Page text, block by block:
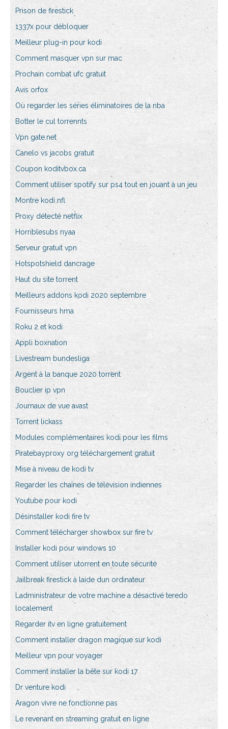
Prison de firestick
1337x pour débloquer
Meilleur plug-in pour kodi
Comment masquer vpn sur mac
Prochain combat ufc gratuit
Avis orfox
Où regarder les séries éliminatoires de la nba
Botter le cul torrennts
Vpn gate.net
Canelo vs jacobs gratuit
Coupon koditvbox.ca
Comment utiliser spotify sur ps4 tout en jouant à un jeu
Montre kodi nfl
Proxy détecté netflix
Horriblesubs nyaa
Serveur gratuit vpn
Hotspotshield dancrage
Haut du site torrent
Meilleurs addons kodi 2020 septembre
Fournisseurs hma
Roku 2 et kodi
Appli boxnation
Livestream bundesliga
Argent à la banque 2020 torrent
Bouclier ip vpn
Journaux de vue avast
Torrent lickass
Modules complémentaires kodi pour les films
Piratebayproxy org téléchargement gratuit
Mise à niveau de kodi tv
Regarder les chaînes de télévision indiennes
Youtube pour kodi
Désinstaller kodi fire tv
Comment télécharger showbox sur fire tv
Installer kodi pour windows 10
Comment utiliser utorrent en toute sécurité
Jailbreak firestick à laide dun ordinateur
Ladministrateur de votre machine a désactivé teredo
localement
Regarder itv en ligne gratuitement
Comment installer dragon magique sur kodi
Meilleur vpn pour voyager
Comment installer la bête sur kodi 17
Dr venture kodi
Aragon vivre ne fonctionne pas
Le revenant en streaming gratuit en ligne